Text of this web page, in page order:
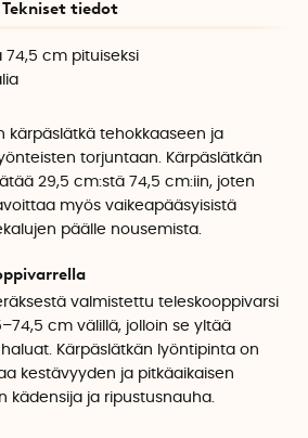
Tekniset tiedot
74,5 cm pituiseksi
kärpäslätkä tehokkaaseen ja
torjuntaan. Kärpäslätkän
29,5 cm:stä 74,5 cm:iin, joten
myös vaikeapääsyisistä
päälle nousemista.
valmistettu teleskooppivarsi
cm välillä, jolloin se yltää
Kärpäslätkän lyöntipinta on
kestävyyden ja pitkäaikaisen
kädensija ja ripustusnauha.